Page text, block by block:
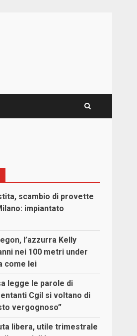
scambio di provette
impiantato
l’azzurra Kelly
nei 100 metri under
come lei
legge le parole di
Cgil si voltano di
vergognoso”
libera, utile trimestrale